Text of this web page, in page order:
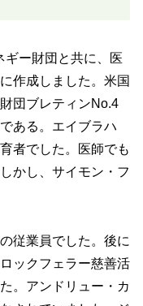
ギー財団と共に、医
作成しました。米国
団ブレティンNo.4
ある。エイブラハ
者でした。医師でも
かし、サイモン・フ
従業員でした。後に
ックフェラー慈善活
。アンドリュー・カ